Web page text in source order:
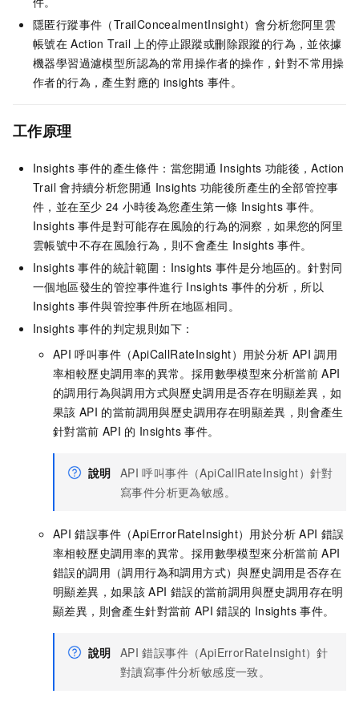
隱匿行蹤事件（TrailConcealmentInsight）會分析您阿里雲
帳號在 Action Trail 上的停止跟蹤或刪除跟蹤的行為，並依據
機器學習過濾模型所認為的常用操作者的操作，針對不常用操
作者的行為，產生對應的 insights 事件。
工作原理
Insights 事件的產生條件：當您開通 Insights 功能後，Action
Trail 會持續分析您開通 Insights 功能後所產生的全部管控事
件，並在至少 24 小時後為您產生第一條 Insights 事件。
Insights 事件是對可能存在風險的行為的洞察，如果您的阿里
雲帳號中不存在風險行為，則不會產生 Insights 事件。
Insights 事件的統計範圍：Insights 事件是分地區的。針對同
一個地區發生的管控事件進行 Insights 事件的分析，所以
Insights 事件與管控事件所在地區相同。
Insights 事件的判定規則如下：
API 呼叫事件（ApiCallRateInsight）用於分析 API 調用
率相較歷史調用率的異常。採用數學模型來分析當前 API
的調用行為與調用方式與歷史調用是否存在明顯差異，如
果該 API 的當前調用與歷史調用存在明顯差異，則會產生
針對當前 API 的 Insights 事件。
說明 API 呼叫事件（ApiCallRateInsight）針對
寫事件分析更為敏感。
API 錯誤事件（ApiErrorRateInsight）用於分析 API 錯誤
率相較歷史調用率的異常。採用數學模型來分析當前 API
錯誤的調用（調用行為和調用方式）與歷史調用是否存在
明顯差異，如果該 API 錯誤的當前調用與歷史調用存在明
顯差異，則會產生針對當前 API 錯誤的 Insights 事件。
說明 API 錯誤事件（ApiErrorRateInsight）針
對讀寫事件分析敏感度一致。